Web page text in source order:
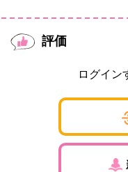
評価
ログイン